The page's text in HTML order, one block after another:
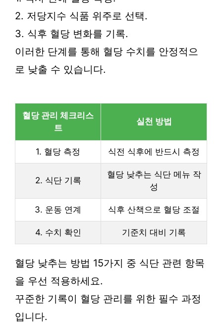
2. 저당지수 식품 위주로 선택.
3. 식후 혈당 변화를 기록.
이러한 단계를 통해 혈당 수치를 안정적으
로 낮출 수 있습니다.
혈당 관리 체크리스
트
실천 방법
1. 혈당 측정 식전 식후에 반드시 측정
2. 식단 기록
혈당 낮추는 식단 메뉴 작
성
3. 운동 연계 식후 산책으로 혈당 조절
4. 수치 확인 기준치 대비 기록
혈당 낮추는 방법 15가지 중 식단 관련 항목
을 우선 적용하세요.
꾸준한 기록이 혈당 관리를 위한 필수 과정
입니다.